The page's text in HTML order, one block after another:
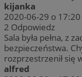
kijanka
2020-06-29 o 17:20
2 Odpowiedz
Sala była pełna, z
bezpieczeństwa.
rozprzestrzenił się
alfred